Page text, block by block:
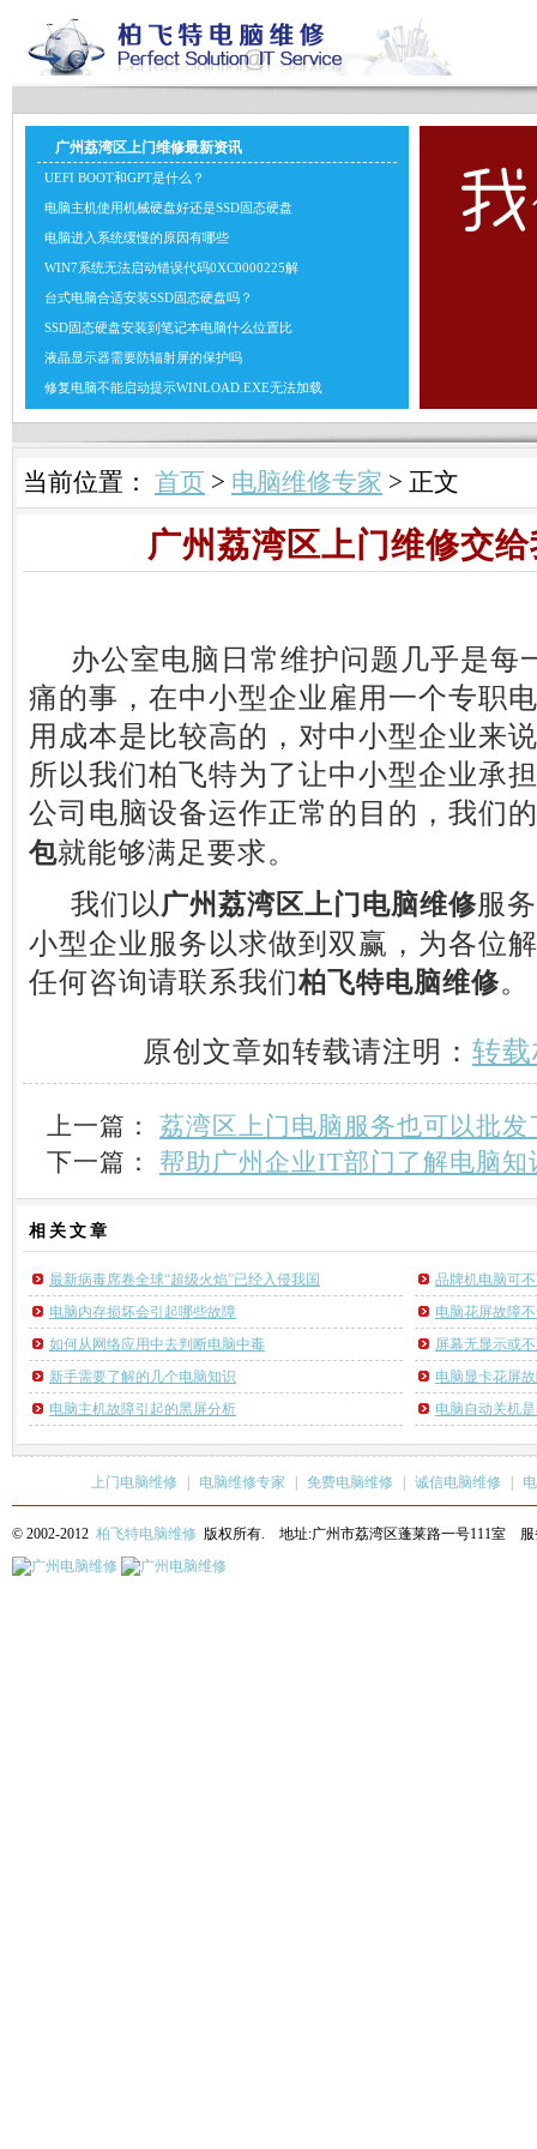
广州荔湾区上门维修最新资讯
UEFI BOOT和GPT是什么？
电脑主机使用机械硬盘好还是SSD固态硬盘
电脑进入系统缓慢的原因有哪些
WIN7系统无法启动错误代码0XC0000225解
台式电脑合适安装SSD固态硬盘吗？
SSD固态硬盘安装到笔记本电脑什么位置比
液晶显示器需要防辐射屏的保护吗
修复电脑不能启动提示WINLOAD.EXE无法加载
当前位置： 首页 > 电脑维修专家 > 正文
广州荔湾区上门维修交
办公室电脑日常维护问题几乎是每
痛的事，在中小型企业雇用一个专职
用成本是比较高的，对中小型企业来
所以我们柏飞特为了让中小型企业承
公司电脑设备运作正常的目的，我们的
包就能够满足要求。
我们以广州荔湾区上门电脑维修服
小型企业服务以求做到双赢，为各位
任何咨询请联系我们柏飞特电脑维修。
原创文章如转载请注明： 转
上一篇： 荔湾区上门电脑服务也可以批发
下一篇： 帮助广州企业IT部门了解电脑知
相关 文章
最新病毒席卷全球“超级火焰”已经入侵我国
品牌机电脑可
电脑内存损坏会引起哪些故障
电脑花屏故障
如何从网络应用中去判断电脑中毒
屏幕无显示或
新手需要了解的几个电脑知识
电脑显卡花屏
电脑主机故障引起的黑屏分析
电脑自动关机
上门电脑维修 电脑维修专家 免费电脑维修 诚信电脑维修
© 2002-2012 柏飞特电脑维修 版权所有. 地址:广州市荔湾区蓬莱路一号111室 服